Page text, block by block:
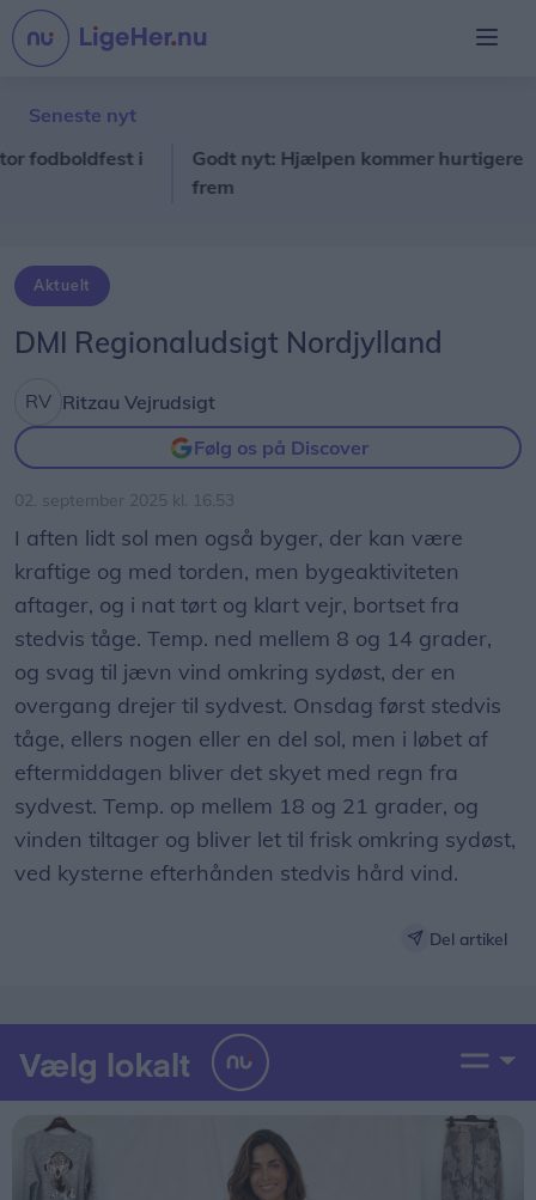
Seneste nyt
i
Godt nyt: Hjælpen kommer hurtigere
Aktuelt
DMI Regionaludsigt Nordjylland
Ritzau Vejrudsigt
Følg os på Discover
02. september 2025 kl. 16.53
I aften lidt sol men også byger, der kan være
kraftige og med torden, men bygeaktiviteten
aftager, og i nat tørt og klart vejr, bortset fra
stedvis tåge. Temp. ned mellem 8 og 14 grader,
og svag til jævn vind omkring sydøst, der en
overgang drejer til sydvest. Onsdag først stedvis
tåge, ellers nogen eller en del sol, men i løbet af
eftermiddagen bliver det skyet med regn fra
sydvest. Temp. op mellem 18 og 21 grader, og
vinden tiltager og bliver let til frisk omkring sydøst,
ved kysterne efterhånden stedvis hård vind.
Del artikel